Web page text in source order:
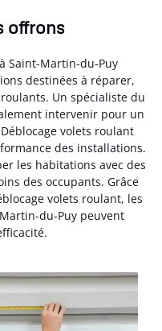
offrons
Saint-Martin-du-Puy
destinées à réparer,
Un spécialiste du
intervenir pour un
volets roulant
des installations.
les habitations avec des
des occupants. Grâce
volets roulant, les
du-Puy peuvent